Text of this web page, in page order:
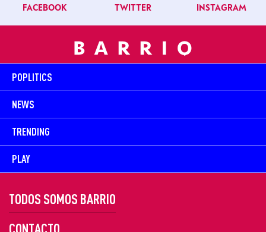
FACEBOOK TWITTER INSTAGRAM
POPLITICS
NEWS
TRENDING
PLAY
TODOS SOMOS BARRIO
CONTACTO